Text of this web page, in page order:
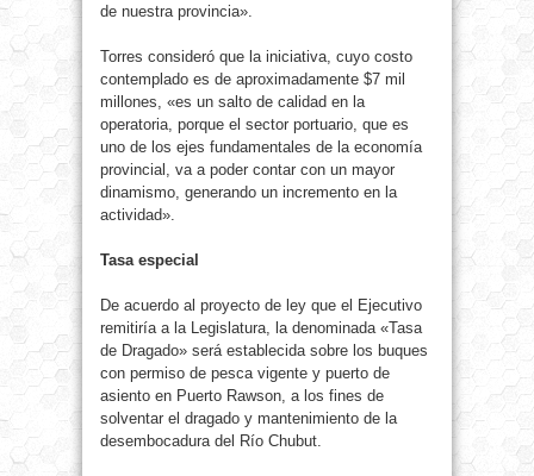
de nuestra provincia».
Torres consideró que la iniciativa, cuyo costo
contemplado es de aproximadamente $7 mil
millones, «es un salto de calidad en la
operatoria, porque el sector portuario, que es
uno de los ejes fundamentales de la economía
provincial, va a poder contar con un mayor
dinamismo, generando un incremento en la
actividad».
Tasa especial
De acuerdo al proyecto de ley que el Ejecutivo
remitiría a la Legislatura, la denominada «Tasa
de Dragado» será establecida sobre los buques
con permiso de pesca vigente y puerto de
asiento en Puerto Rawson, a los fines de
solventar el dragado y mantenimiento de la
desembocadura del Río Chubut.